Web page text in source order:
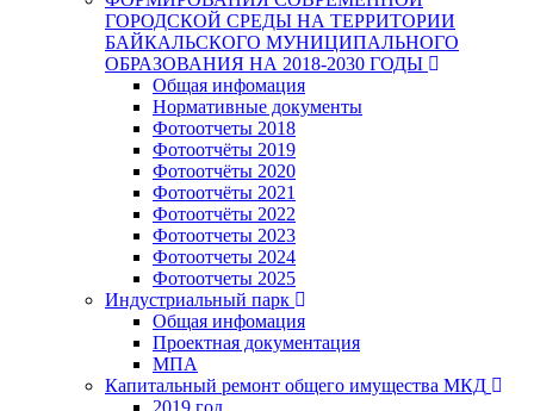
ГОРОДСКОЙ СРЕДЫ НА ТЕРРИТОРИИ
БАЙКАЛЬСКОГО МУНИЦИПАЛЬНОГО
ОБРАЗОВАНИЯ НА 2018-2030 ГОДЫ
Общая инфомация
Нормативные документы
Фотоотчеты 2018
Фотоотчёты 2019
Фотоотчёты 2020
Фотоотчёты 2021
Фотоотчёты 2022
Фотоотчеты 2023
Фотоотчеты 2024
Фотоотчеты 2025
Индустриальный парк
Общая инфомация
Проектная документация
МПА
Капитальный ремонт общего имущества МКД
2019 год